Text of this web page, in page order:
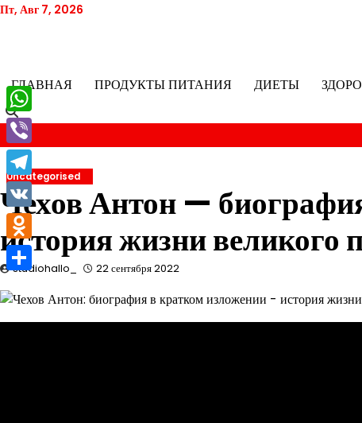
Перейти
Пт, Авг 7, 2026
ГЛАВНАЯ
ПРОДУКТЫ ПИТАНИЯ ДИЕТЫ
Uncategorised
Чехов Антон —
история жизни великого
studiohallo_ 22 сентября 2022
WhatsApp
Viber
Telegram
VK
Odnoklassniki